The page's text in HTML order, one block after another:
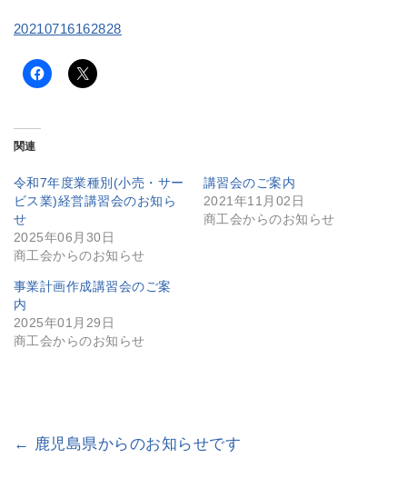
20210716162828
関連
令和7年度業種別(小売・サー
ビス業)経営講習会のお知ら
せ
2025年06月30日
商工会からのお知らせ
講習会のご案内
2021年11月02日
商工会からのお知らせ
事業計画作成講習会のご案
内
2025年01月29日
商工会からのお知らせ
← 鹿児島県からのお知らせです